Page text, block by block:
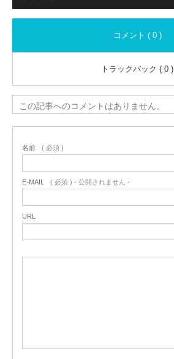
コメント ( 0 )
トラックバック ( 0 )
この記事へのコメントはありません。
名前 ( 必須 )
E-MAIL ( 必須 ) - 公開されません -
URL